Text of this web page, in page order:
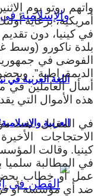
اللغة العربية في
العربية
واتهم روتو يوم
أمريكية، برعاية
في كينيا، دون
بلدة ناكورو (وسط
الفوضى في جمهورية
الديمقراطية”.
أسأل العاملين
هذه الأموال التي
في المقابل، نفت
الاحتجاجات
كينيا. وقالت
في المطالبة سلميا
عمل أو خطاب يحض
ضد أي مؤسسة أو